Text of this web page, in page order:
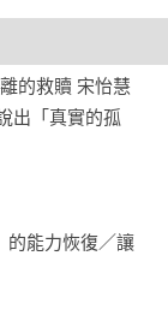
則是聽到了說
」比較困難，
身為心理師的
出「真實的孤
的能力恢復／讓